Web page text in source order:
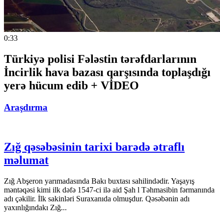
0:33
Türkiyə polisi Fələstin tərəfdarlarının
İncirlik hava bazası qarşısında toplaşdığı
yerə hücum edib + VİDEO
Araşdırma
Zığ qəsəbəsinin tarixi barədə ətraflı
məlumat
Zığ Abşeron yarımadasında Bakı buxtası sahilindədir. Yaşayış
məntəqəsi kimi ilk dəfə 1547-ci ilə aid Şah l Təhmasibin fərmanında
adı çəkilir. İlk sakinləri Suraxanıda olmuşdur. Qəsəbənin adı
yaxınlığındakı Zığ...